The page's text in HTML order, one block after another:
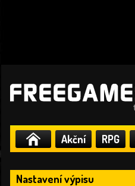
Akční RPG
Nastavení výpisu